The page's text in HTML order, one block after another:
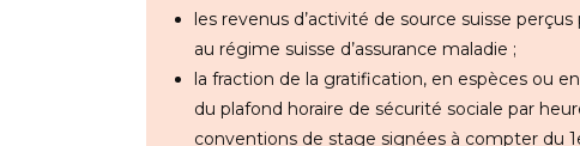
les revenus d’activité de source suisse
au régime suisse d’assurance maladie ;
la fraction de la gratification, en espèces ou
du plafond horaire de sécurité sociale par
conventions de stage signées à compter du